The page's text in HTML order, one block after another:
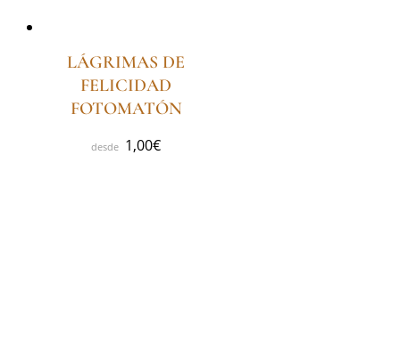
LÁGRIMAS DE
FELICIDAD
FOTOMATÓN
1,00€